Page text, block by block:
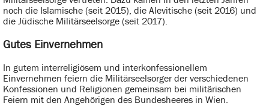
noch die Islamische (seit 2015), die Alevitische (seit 2016) und
die Jüdische Militärseelsorge (seit 2017).
Gutes Einvernehmen
In gutem interreligiösem und interkonfessionellem
Einvernehmen feiern die Militärseelsorger der verschiedenen
Konfessionen und Religionen gemeinsam bei militärischen
Feiern mit den Angehörigen des Bundesheeres in Wien.